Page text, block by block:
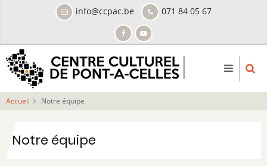
principal
info@ccpac.be 071 84 05 67
Accueil Notre équipe
Notre équipe